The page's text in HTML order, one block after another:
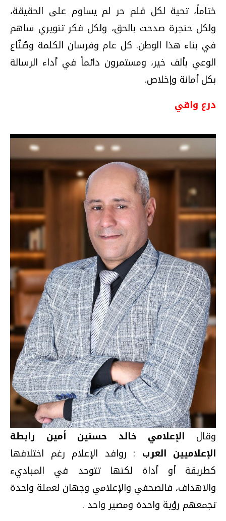
ختاماً، تحية لكل قلم حر لم يساوم على الحقيقة،
ولكل حنجرة صدحت بالحق، ولكل فكر تنويري ساهم
في بناء هذا الوطن. كل عام وفرسان الكلمة وصُنّاع
الوعي بألف خير، ومستمرون دائماً في أداء الرسالة
بكل أمانة وإخلاص.
درع واقي
وقال الإعلامي خالد حسنين أمين رابطة
الإعلاميين العرب : روافد الإعلام رغم اختلافها
كطريقة أو أداة لكنها تتوحد في المباديء
والاهداف، فالصحفي والإعلامي وجهان لعملة واحدة
تجمعهم رؤية واحدة ومصير واحد .